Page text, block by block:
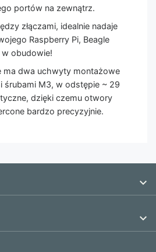
portów na zewnątrz.
złączami, idealnie nadaje
Raspberry Pi, Beagle
w obudowie!
ma dwa uchwyty montażowe
śrubami M3, w odstępie ~ 29
dzięki czemu otwory
bardzo precyzyjnie.

